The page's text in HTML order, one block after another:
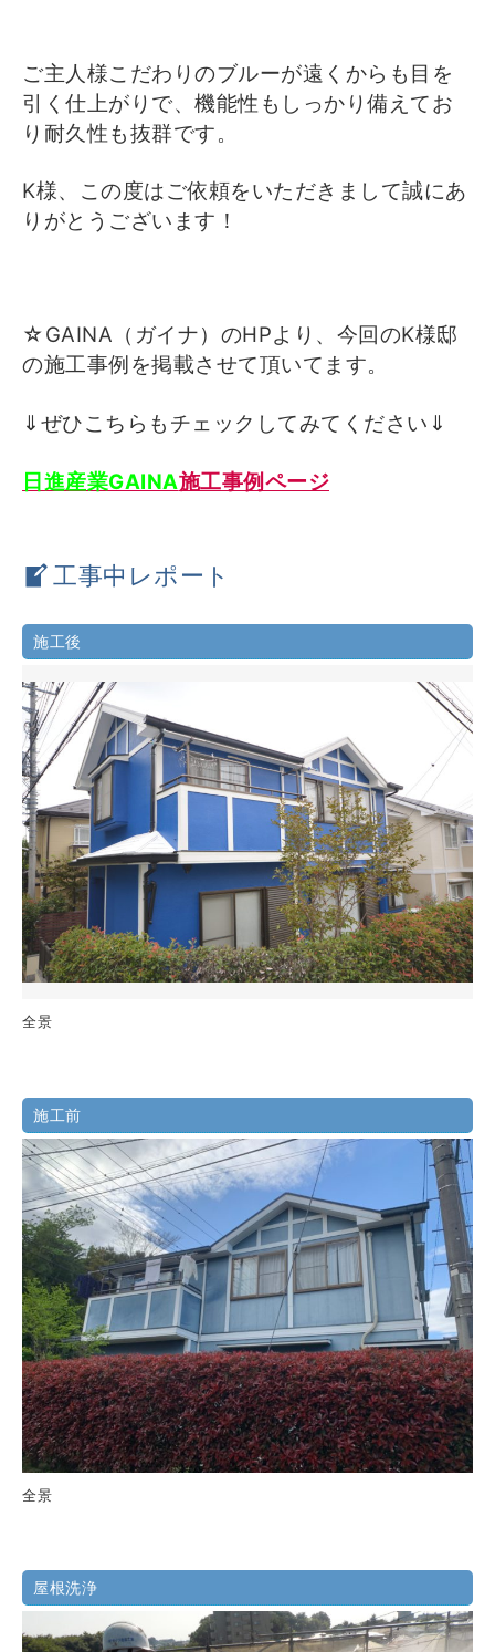
ご主人様こだわりのブルーが遠くからも目を
引く仕上がりで、 機能性もしっかり備えてお
り耐久性も抜群です。
K様、この度はご依頼をいただきまして誠にあ
りがとうございます！
☆GAINA（ガイナ）のHPより、今回のK様邸
の施工事例を掲載させて頂いてます。
⇓ぜひこちらもチェックしてみてください⇓
日進産業GAINA施工事例ページ
工事中レポート
施工後
全景
施工前
全景
屋根洗浄